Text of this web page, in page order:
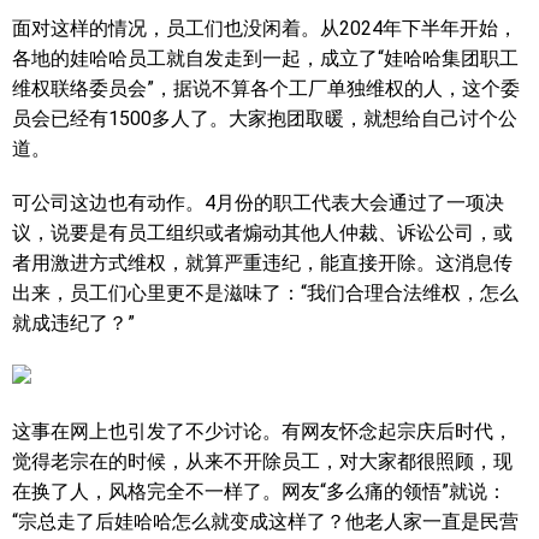
面对这样的情况，员工们也没闲着。从2024年下半年开始，
各地的娃哈哈员工就自发走到一起，成立了“娃哈哈集团职工
维权联络委员会”，据说不算各个工厂单独维权的人，这个委
员会已经有1500多人了。大家抱团取暖，就想给自己讨个公
道。
可公司这边也有动作。4月份的职工代表大会通过了一项决
议，说要是有员工组织或者煽动其他人仲裁、诉讼公司，或
者用激进方式维权，就算严重违纪，能直接开除。这消息传
出来，员工们心里更不是滋味了：“我们合理合法维权，怎么
就成违纪了？”
这事在网上也引发了不少讨论。有网友怀念起宗庆后时代，
觉得老宗在的时候，从来不开除员工，对大家都很照顾，现
在换了人，风格完全不一样了。网友“多么痛的领悟”就说：
“宗总走了后娃哈哈怎么就变成这样了？他老人家一直是民营